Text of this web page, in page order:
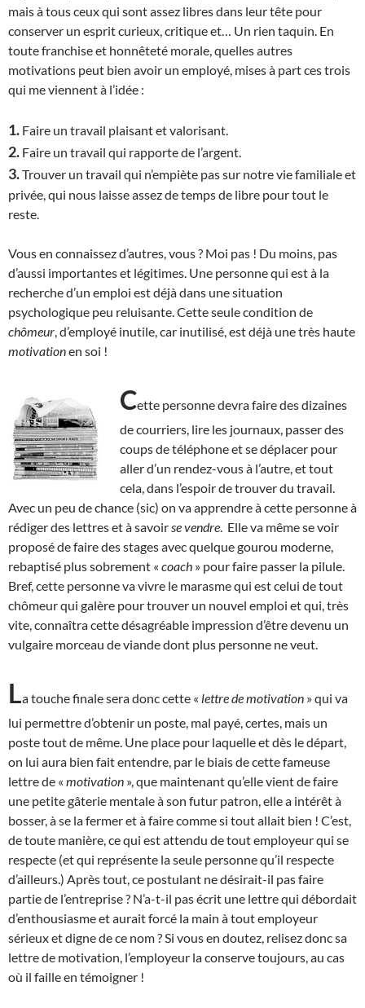
mais à tous ceux qui sont assez libres dans leur tête pour
conserver un esprit curieux, critique et… Un rien taquin. En
toute franchise et honnêteté morale, quelles autres
motivations peut bien avoir un employé, mises à part ces trois
qui me viennent à l’idée :
1. Faire un travail plaisant et valorisant.
2. Faire un travail qui rapporte de l’argent.
3.Trouver un travail qui n’empiète pas sur notre vie familiale et
privée, qui nous laisse assez de temps de libre pour tout le
reste.
Vous en connaissez d’autres, vous ? Moi pas ! Du moins, pas
d’aussi importantes et légitimes. Une personne qui est à la
recherche d’un emploi est déjà dans une situation
psychologique peu reluisante. Cette seule condition de
chômeur , d’employé inutile, car inutilisé, est déjà une très haute
motivationen soi !
Cette personne devra faire des dizaines
de courriers, lire les journaux, passer des
coups de téléphone et se déplacer pour
aller d’un rendez-vous à l’autre, et tout
cela, dans l’espoir de trouver du travail.
Avec un peu de chance (sic) on va apprendre à cette personne à
rédiger des lettres et à savoir se vendre . Elle va même se voir
proposé de faire des stages avec quelque gourou moderne,
rebaptisé plus sobrement « coach » pour faire passer la pilule.
Bref, cette personne va vivre le marasme qui est celui de tout
chômeur qui galère pour trouver un nouvel emploi et qui, très
vite, connaîtra cette désagréable impression d’être devenu un
vulgaire morceau de viande dont plus personne ne veut.
La touche finale sera donc cette « lettre de motivation » qui va
lui permettre d’obtenir un poste, mal payé, certes, mais un
poste tout de même. Une place pour laquelle et dès le départ,
on lui aura bien fait entendre, par le biais de cette fameuse
lettre de « motivation », que maintenant qu’elle vient de faire
une petite gâterie mentale à son futur patron, elle a intérêt à
bosser, à se la fermer et à faire comme si tout allait bien ! C’est,
de toute manière, ce qui est attendu de tout employeur qui se
respecte (et qui représente la seule personne qu’il respecte
d’ailleurs.) Après tout, ce postulant ne désirait-il pas faire
partie de l’entreprise ? N’a-t-il pas écrit une lettre qui débordait
d’enthousiasme et aurait forcé la main à tout employeur
sérieux et digne de ce nom ? Si vous en doutez, relisez donc sa
lettre de motivation, l’employeur la conserve toujours, au cas
où il faille en témoigner !